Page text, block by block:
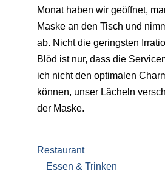
Monat haben wir geöffnet,
Maske an den Tisch und
ab. Nicht die geringsten
Blöd ist nur, dass die
ich nicht den optimalen
können, unser Lächeln
der Maske.
Restaurant
Essen & Trinken